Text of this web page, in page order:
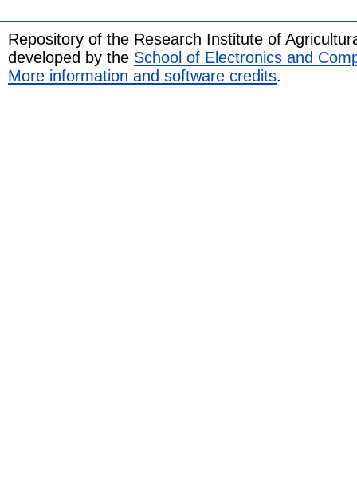
Repository of the Research Institute of
developed by the School of Electronics and
More information and software credits.